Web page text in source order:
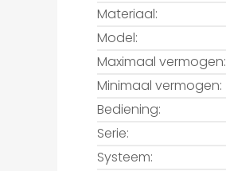
Materiaal:
Model:
Maximaal vermogen:
Minimaal vermogen:
Bediening:
Serie:
Systeem: